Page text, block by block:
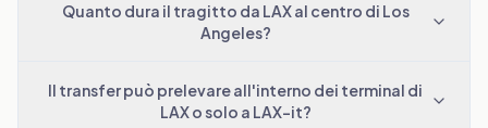
Quanto dura il tragitto da LAX al centro di Los
Angeles?
Il transfer può prelevare all'interno dei terminal di
LAX o solo a LAX-it?